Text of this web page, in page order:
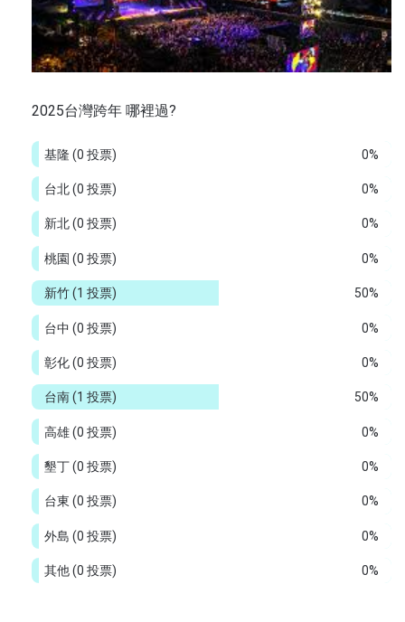
2025台灣跨年 哪裡過?
0%
基隆 (0 投票)
0%
台北(0 投票)
0%
新北(0 投票)
0%
桃園 (0 投票)
50%
新竹(1 投票)
0%
台中 (0 投票)
0%
彰化(0 投票)
50%
台南(1 投票)
0%
高雄(0 投票)
0%
墾丁(0 投票)
0%
台東 (0 投票)
0%
外島 (0 投票)
0%
其他(0 投票)